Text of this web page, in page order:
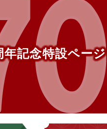
年記念特設ページ